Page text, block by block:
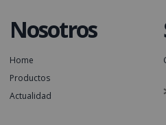
Nosotros
Home
Productos
Actualidad